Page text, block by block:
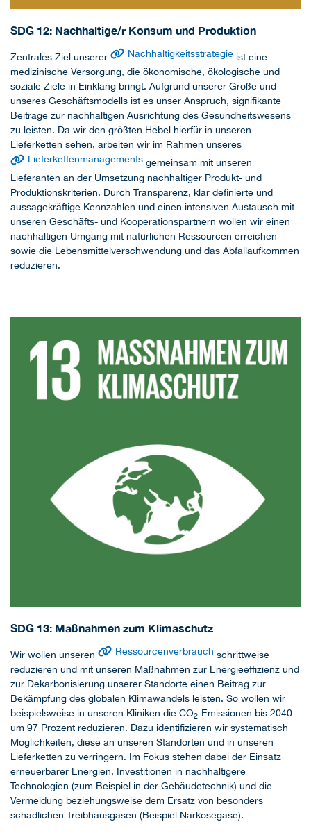
SDG 12: Nachhaltige/r Konsum und Produktion
Zentrales Ziel unserer Nachhaltigkeitsstrategie ist eine
medizinische Versorgung, die ökonomische, ökologische und
soziale Ziele in Einklang bringt. Aufgrund unserer Größe und
unseres Geschäftsmodells ist es unser Anspruch, signifikante
Beiträge zur nachhaltigen Ausrichtung des Gesundheitswesens
zu leisten. Da wir den größten Hebel hierfür in unseren
Lieferketten sehen, arbeiten wir im Rahmen unseres
Lieferkettenmanagements gemeinsam mit unseren
Lieferanten an der Umsetzung nachhaltiger Produkt- und
Produktionskriterien. Durch Transparenz, klar definierte und
aussagekräftige Kennzahlen und einen intensiven Austausch mit
unseren Geschäfts- und Kooperationspartnern wollen wir einen
nachhaltigen Umgang mit natürlichen Ressourcen erreichen
sowie die Lebensmittelverschwendung und das Abfallaufkommen
reduzieren.
SDG 13: Maßnahmen zum Klimaschutz
Wir wollen unseren Ressourcenverbrauch schrittweise
reduzieren und mit unseren Maßnahmen zur Energieeffizienz und
zur Dekarbonisierung unserer Standorte einen Beitrag zur
Bekämpfung des globalen Klimawandels leisten. So wollen wir
beispielsweise in unseren Kliniken die CO2-Emissionen bis 2040
um 97 Prozent reduzieren. Dazu identifizieren wir systematisch
Möglichkeiten, diese an unseren Standorten und in unseren
Lieferketten zu verringern. Im Fokus stehen dabei der Einsatz
erneuerbarer Energien, Investitionen in nachhaltigere
Technologien (zum Beispiel in der Gebäudetechnik) und die
Vermeidung beziehungsweise dem Ersatz von besonders
schädlichen Treibhausgasen (Beispiel Narkosegase).